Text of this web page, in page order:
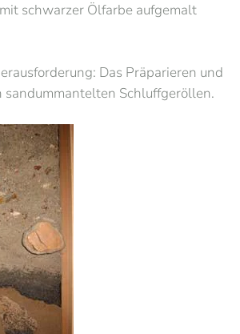
schwarzer Ölfarbe aufgemalt
Das Präparieren und
sandummantelten Schluffgeröllen.